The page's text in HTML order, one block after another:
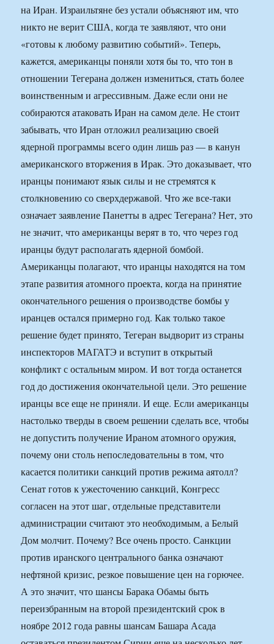
на Иран. Израильтяне без устали объясняют им, что
никто не верит США, когда те заявляют, что они
«готовы к любому развитию событий». Теперь,
кажется, американцы поняли хотя бы то, что тон в
отношении Тегерана должен измениться, стать более
воинственным и агрессивным. Даже если они не
собираются атаковать Иран на самом деле. Не стоит
забывать, что Иран отложил реализацию своей
ядерной программы всего один лишь раз — в канун
американского вторжения в Ирак. Это доказывает, что
иранцы понимают язык силы и не стремятся к
столкновению со сверхдержавой. Что же все-таки
означает заявление Панетты в адрес Тегерана? Нет, это
не значит, что американцы верят в то, что через год
иранцы будут располагать ядерной бомбой.
Американцы полагают, что иранцы находятся на том
этапе развития атомного проекта, когда на принятие
окончательного решения о производстве бомбы у
иранцев остался примерно год. Как только такое
решение будет принято, Тегеран выдворит из страны
инспекторов МАГАТЭ и вступит в открытый
конфликт с остальным миром. И вот тогда останется
год до достижения окончательной цели. Это решение
иранцы все еще не приняли. И еще. Если американцы
настолько тверды в своем решении сделать все, чтобы
не допустить получение Ираном атомного оружия,
почему они столь непоследовательны в том, что
касается политики санкций против режима аятолл?
Сенат готов к ужесточению санкций, Конгресс
согласен на этот шаг, отдельные представители
администрации считают это необходимым, а Белый
Дом молчит. Почему? Все очень просто. Санкции
против иранского центрального банка означают
нефтяной кризис, резкое повышение цен на горючее.
А это значит, что шансы Барака Обамы быть
переизбранным на второй президентский срок в
ноябре 2012 года равны шансам Башара Асада